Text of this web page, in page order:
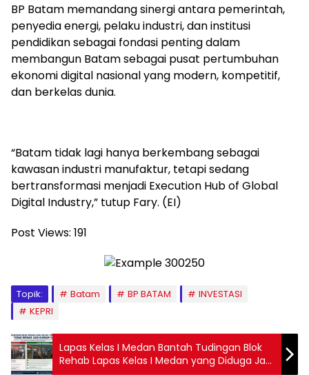
BP Batam memandang sinergi antara pemerintah,
penyedia energi, pelaku industri, dan institusi
pendidikan sebagai fondasi penting dalam
membangun Batam sebagai pusat pertumbuhan
ekonomi digital nasional yang modern, kompetitif,
dan berkelas dunia.
“Batam tidak lagi hanya berkembang sebagai
kawasan industri manufaktur, tetapi sedang
bertransformasi menjadi Execution Hub of Global
Digital Industry,” tutup Fary. (EI)
Post Views: 191
Topik: Batam BP BATAM
INVESTASI
KEPRI
Lapas Kelas I Medan Bantah Tudingan Blok
Rehab Lapas Kelas I Medan yang Diduga Jadi